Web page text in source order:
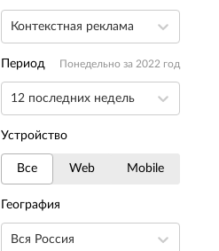
Контекстная реклама
Период Понедельно за 2022 год
12 последних недель
Устройство
Все Web Mobile
География
Вся Россия